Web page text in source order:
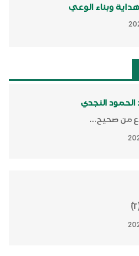
وبناء الوعي
النجدي
من صحيح...